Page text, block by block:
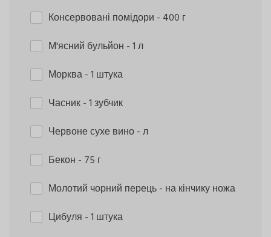
Консервовані помідори - 400 г
М'ясний бульйон - 1 л
Морква- 1 штука
Часник- 1 зубчик
Червоне сухе вино- л
Бекон - 75 г
Молотий чорний перець- на кінчику ножа
Цибуля - 1 штука